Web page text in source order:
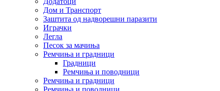
Дом и Транспорт
Заштита од надворешни паразити
Играчки
Легла
Песок за мачиња
Ремчиња и градници
Градници
Ремчиња и поводници
Ремчиња и градници
Ремчиња и поводници